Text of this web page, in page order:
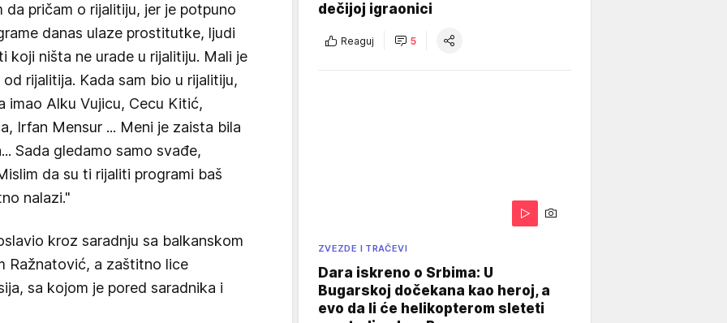
pričam o rijalitiju, jer je potpuno
danas ulaze prostitutke, ljudi
koji ništa ne urade u rijalitiju. Mali je
rijalitija. Kada sam bio u rijalitiju,
imao Alku Vujicu, Cecu Kitić,
Irfan Mensur ... Meni je zaista bila
Sada gledamo samo svađe,
da su ti rijaliti programi baš
nalazi."
kroz saradnju sa balkanskom
Ražnatović, a zaštitno lice
sa kojom je pored saradnika i
dečijoj igraonici
Reaguj 5
ZVEZDE I TRAČEVI
Dara iskreno o Srbima: U
Bugarskoj dočekana kao heroj, a
evo da li će helikopterom sleteti